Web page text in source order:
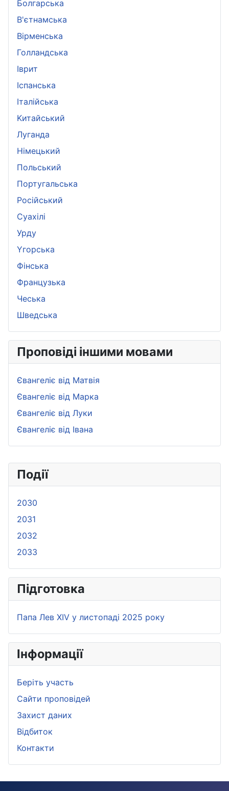
Події
2030
2031
2032
2033
Підготовка
Папа Лев XIV у листопаді 2025 року
Iнформації
Беріть участь
Сайти проповідей
Захист даних
Bідбиток
Контакти
Болгарська
B'єтнамська
Вірменська
Голландська
Іврит
Іспанська
Iталійська
Kитайський
Луганда
Німецький
Польський
Португальська
Pосійський
Суахілі
Урду
Yгорська
Фінська
Французька
Чеська
Шведська
Проповіді іншими мовами
Євангеліє від Матвія
Євангеліє від Марка
Євангеліє від Луки
Євангеліє від Івана